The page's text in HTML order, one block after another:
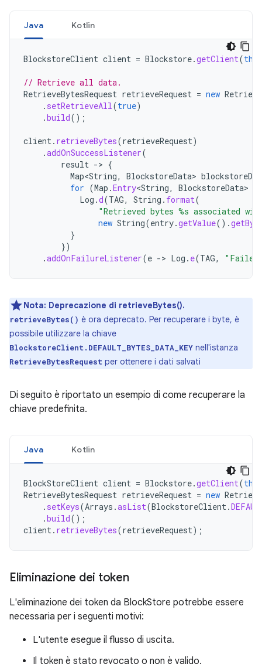
Java Kotlin
BlockstoreClient client = Blockstore.getClient(this
// Retrieve all data.
RetrieveBytesRequest retrieveRequest = new
. setRetrieveAll(true)
.build();
client. retrieveBytes(retrieveRequest)
.addOnSuccessListener(
result -> {
Map<String, BlockstoreData>
for (Map .Entry<String, BlockstoreData>
Log .d(TAG, String . format(
"Retrieved bytes %s associated
new String(entry.getValue().
}
})
.addOnFailureListener(e -> Log . e(TAG,
Nota: Deprecazione di retrieveBytes().
retrieveBytes() è ora deprecato. Per recuperare i byte, è
possibile utilizzare la chiave
BlockstoreClient.DEFAULT_BYTES_DATA_KEY nell'istanza
RetrieveBytesRequest per ottenere i dati salvati
Di seguito è riportato un esempio di come recuperare la
chiave predefinita.
Java Kotlin
BlockStoreClient client = Blockstore.getClient(this
RetrieveBytesRequest retrieveRequest = new
. setKeys(Arrays .asList(BlockstoreClient.
.build();
client. retrieveBytes(retrieveRequest);
Eliminazione dei token
L'eliminazione dei token da BlockStore potrebbe essere
necessaria per i seguenti motivi:
L'utente esegue il flusso di uscita.
Il token è stato revocato o non è valido.